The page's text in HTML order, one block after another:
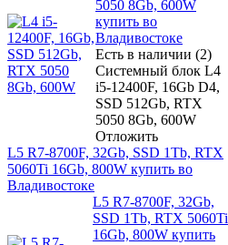
5050 8Gb, 600W
купить во
Владивостоке
Есть в наличии (2)
Системный блок L4
i5-12400F, 16Gb D4,
SSD 512Gb, RTX
5050 8Gb, 600W
Отложить
L5 R7-8700F, 32Gb, SSD 1Tb, RTX
5060Ti 16Gb, 800W купить во
Владивостоке
L5 R7-8700F, 32Gb,
SSD 1Tb, RTX 5060Ti
16Gb, 800W купить